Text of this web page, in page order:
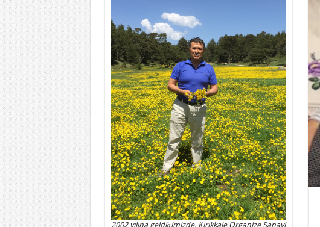
2002 yılına geldiğimizde, Kırıkkale Organize Sanayi